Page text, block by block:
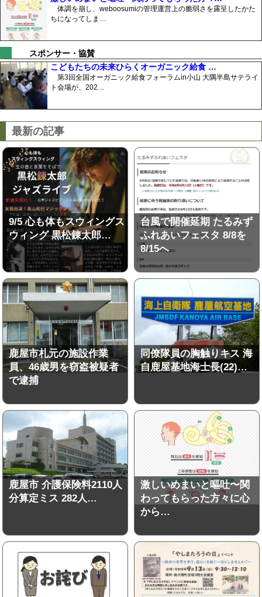
体調を崩し、weboosumiの管理運営上の脆弱さを露呈したかた
ちになってしま…
スポンサー・協賛
こどもたちの未来ひらくオーガニック給食 …
第3回全国オーガニック給食フォーラムin小山 大隅半島サテライ
ト会場が、202…
最新の記事
9/5 心も体もスウィングス
ウィング 黒松錬太郎…
台風で開催延期 たるみず
ふれあいフェスタ 8/8を
8/15へ
鹿屋市札元の施設作業
員、46歳男を窃盗被疑者
で逮捕
同僚隊員の胸触りキス 海
自鹿屋基地海士長(22)…
鹿屋市 介護保険料2110人
分算定ミス 282人…
激しいめまいと嘔吐〜関
わってもらった方々に心
から…